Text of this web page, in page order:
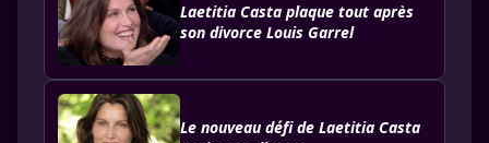
Laetitia Casta plaque tout après
son divorce Louis Garrel
Le nouveau défi de Laetitia Casta